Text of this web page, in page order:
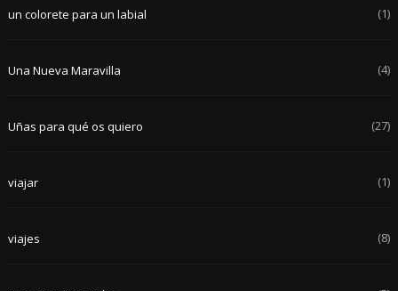
un colorete para un labial (1)
Una Nueva Maravilla (4)
Uñas para qué os quiero (27)
viajar (1)
viajes (8)